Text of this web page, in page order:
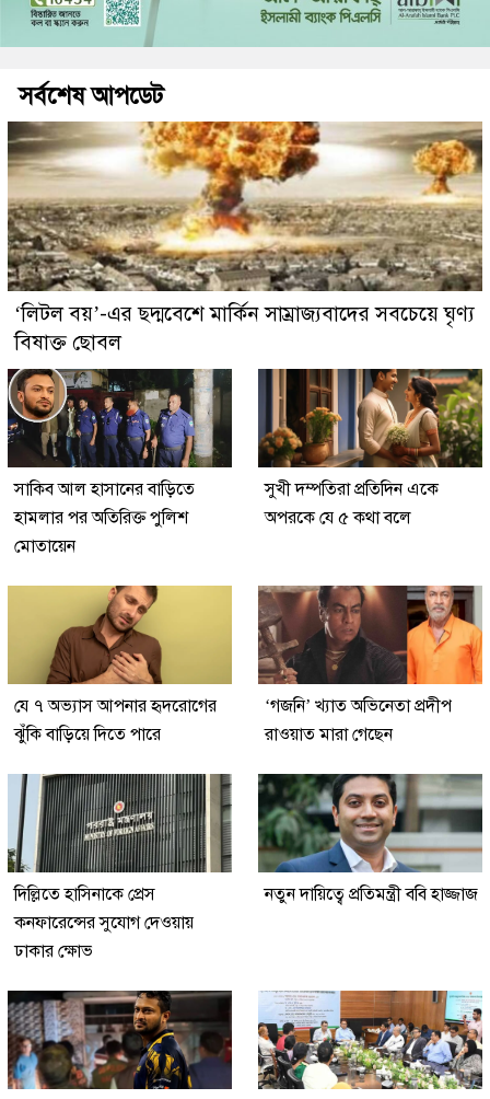
সর্বশেষ আপডেট
‘লিটল বয়’-এর ছদ্মবেশে মার্কিন সাম্রাজ্যবাদের সবচেয়ে ঘৃণ্য
বিষাক্ত ছোবল
সাকিব আল হাসানের বাড়িতে
হামলার পর অতিরিক্ত পুলিশ
মোতায়েন
সুখী দম্পতিরা প্রতিদিন একে
অপরকে যে ৫ কথা বলে
যে ৭ অভ্যাস আপনার হৃদরোগের
ঝুঁকি বাড়িয়ে দিতে পারে
‘গজনি’ খ্যাত অভিনেতা প্রদীপ
রাওয়াত মারা গেছেন
দিল্লিতে হাসিনাকে প্রেস
কনফারেন্সের সুযোগ দেওয়ায়
ঢাকার ক্ষোভ
নতুন দায়িত্বে প্রতিমন্ত্রী ববি হাজ্জাজ